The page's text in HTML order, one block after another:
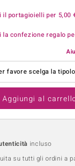
il portagioielli per 5,00
la confezione regalo
favore scelga la
Aggiungi al
incluso
su tutti gli ordini a